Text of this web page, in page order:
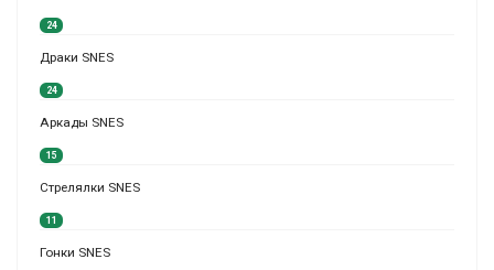
24
Драки SNES
24
Аркады SNES
15
Стрелялки SNES
11
Гонки SNES